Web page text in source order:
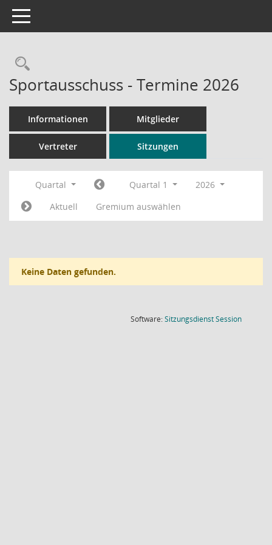
Toggle navigation
Rechercheauswahl
Sportausschuss - Termine 2026
Informationen Mitglieder
Vertreter Sitzungen
Quartal Quartal 1
2026
Aktuell
Gremium auswählen
Keine Daten gefunden.
Software:SitzungsdienstSession(Wird in